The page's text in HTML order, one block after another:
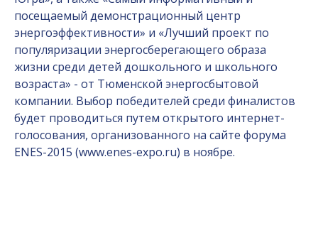
посещаемый демонстрационный центр
энергоэффективности» и «Лучший проект по
популяризации энергосберегающего образа
жизни среди детей дошкольного и школьного
возраста» - от Тюменской энергосбытовой
компании. Выбор победителей среди финалистов
будет проводиться путем открытого интернет-
голосования, организованного на сайте форума
ENES-2015 (www.enes-expo.ru) в ноябре.